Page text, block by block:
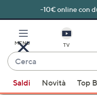
al
principale
-10€ online con
MENU TV
Cerca
sono
Saldi Novità Top